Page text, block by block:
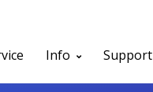
Info Support